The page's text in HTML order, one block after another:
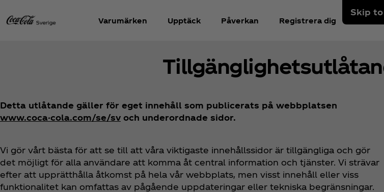
Skip
Varumärken Upptäck Påverkan Registrera dig
Detta utlåtande gäller för eget innehåll som publicerats på webbplatsen
www.coca-cola.com/se/sv och underordnade sidor.
Vi gör vårt bästa för att se till att våra viktigaste innehållssidor är tillgängliga och gör
det möjligt för alla användare att komma åt central information och tjänster. Vi strävar
efter att upprätthålla åtkomst på hela vår webbplats, men visst innehåll eller viss
funktionalitet kan omfattas av pågående uppdateringar eller tekniska begränsningar.